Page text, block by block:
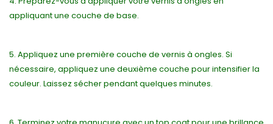
appliquant une couche de base.
5. Appliquez une première couche de vernis à ongles. Si
nécessaire, appliquez une deuxième couche pour intensifier la
couleur. Laissez sécher pendant quelques minutes.